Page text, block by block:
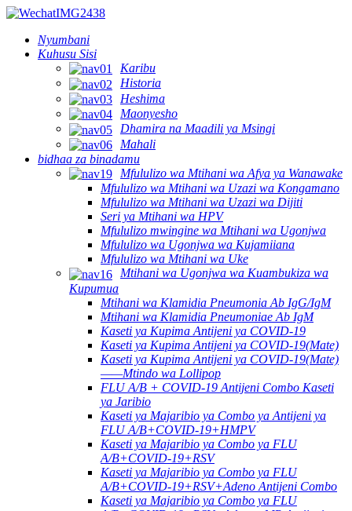
Nyumbani
Kuhusu Sisi
Karibu
Historia
Heshima
Maonyesho
Dhamira na Maadili ya Msingi
Mahali
bidhaa za binadamu
Mfululizo wa Mtihani wa Afya ya Wanawake
Mfululizo wa Mtihani wa Uzazi wa Kongamano
Mfululizo wa Mtihani wa Uzazi wa Dijiti
Seri ya Mtihani wa HPV
Mfululizo mwingine wa Mtihani wa Ugonjwa
Mfululizo wa Ugonjwa wa Kujamiiana
Mfululizo wa Mtihani wa Uke
Mtihani wa Ugonjwa wa Kuambukiza wa
Kupumua
Mtihani wa Klamidia Pneumonia Ab IgG/IgM
Mtihani wa Klamidia Pneumoniae Ab IgM
Kaseti ya Kupima Antijeni ya COVID-19
Kaseti ya Kupima Antijeni ya COVID-19(Mate)
Kaseti ya Kupima Antijeni ya COVID-19(Mate)
——Mtindo wa Lollipop
FLU A/B + COVID-19 Antijeni Combo Kaseti
ya Jaribio
Kaseti ya Majaribio ya Combo ya Antijeni ya
FLU A/B+COVID-19+HMPV
Kaseti ya Majaribio ya Combo ya FLU
A/B+COVID-19+RSV
Kaseti ya Majaribio ya Combo ya FLU
A/B+COVID-19+RSV+Adeno Antijeni Combo
Kaseti ya Majaribio ya Combo ya FLU